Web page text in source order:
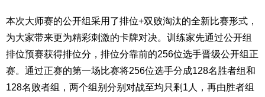
本次大师赛的公开组采用了排位+双败淘汰的全新比赛形式，
为大家带来更为精彩刺激的卡牌对决。训练家先通过公开组
排位预赛获得排位分，排位分靠前的256位选手晋级公开组正
赛。通过正赛的第一场比赛将256位选手分成128名胜者组和
128名败者组，两个组别分别对战至均只剩1人，再由胜者组